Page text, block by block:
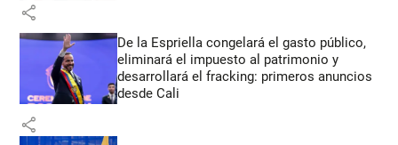
share
De la Espriella congelará el gasto público,
eliminará el impuesto al patrimonio y
desarrollará el fracking: primeros anuncios
desde Cali
share